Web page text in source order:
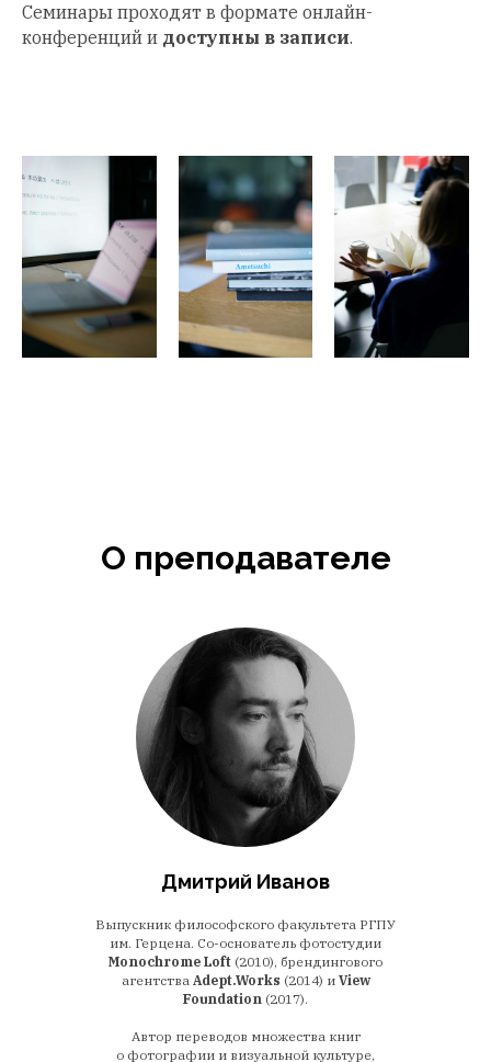
Семинары проходят в формате онлайн-
конференций и доступны в записи.
О преподавателе
Дмитрий Иванов
Выпускник философского факультета РГПУ
им. Герцена. Со-основатель фотостудии
Monochrome Loft (2010), брендингового
агентства Adept.Works (2014) и View
Foundation (2017).
Автор переводов множества книг
о фотографии и визуальной культуре,